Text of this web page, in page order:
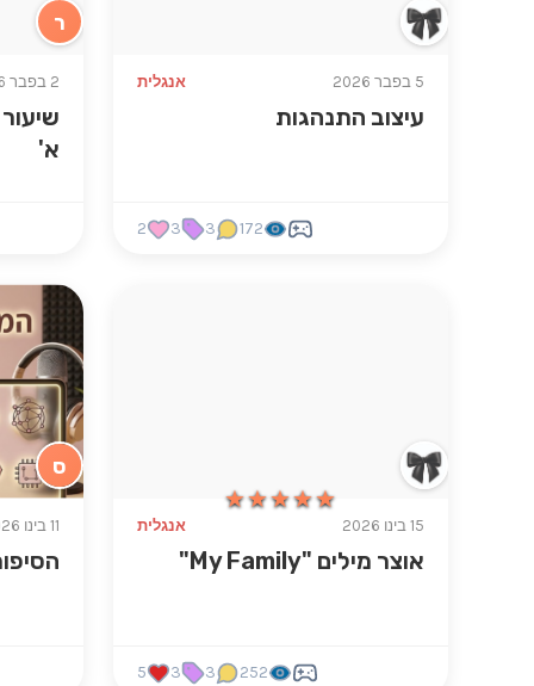
5 בפבר 2026 אנגלית
עיצוב התנהגות
172
3
3
2
ר
2 בפבר 2026
א'
★★★★★
★★★★★
15 בינו 2026 אנגלית
אוצר מילים "My Family"
252
3
3
5
ס
11 בינו 2026